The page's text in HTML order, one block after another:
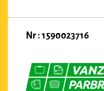
Nr : 1590023716